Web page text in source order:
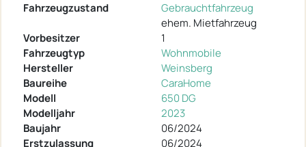
Fahrzeugzustand
Gebrauchtfahrzeug
ehem. Mietfahrzeug
Vorbesitzer
1
Fahrzeugtyp
Wohnmobile
Hersteller
Weinsberg
Baureihe
CaraHome
Modell
650 DG
Modelljahr
2023
Baujahr
06/2024
Erstzulassung
06/2024